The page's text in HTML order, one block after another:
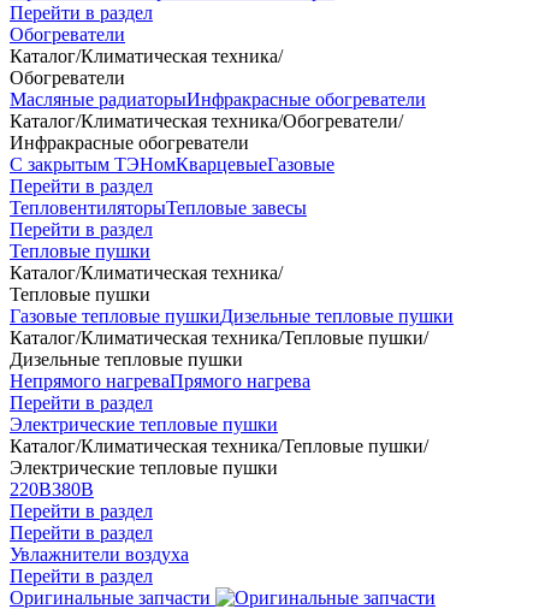
Перейти в раздел
Обогреватели
Каталог/Климатическая техника/
Обогреватели
Масляные радиаторыИнфракрасные обогреватели
Каталог/Климатическая техника/Обогреватели/
Инфракрасные обогреватели
С закрытым ТЭНомКварцевыеГазовые
Перейти в раздел
ТепловентиляторыТепловые завесы
Перейти в раздел
Тепловые пушки
Каталог/Климатическая техника/
Тепловые пушки
Газовые тепловые пушкиДизельные тепловые пушки
Каталог/Климатическая техника/Тепловые пушки/
Дизельные тепловые пушки
Непрямого нагреваПрямого нагрева
Перейти в раздел
Электрические тепловые пушки
Каталог/Климатическая техника/Тепловые пушки/
Электрические тепловые пушки
220В380В
Перейти в раздел
Перейти в раздел
Увлажнители воздуха
Перейти в раздел
Оригинальные запчасти